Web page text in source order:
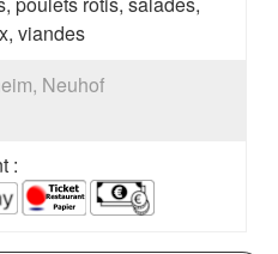
viandes
Neuhof
: